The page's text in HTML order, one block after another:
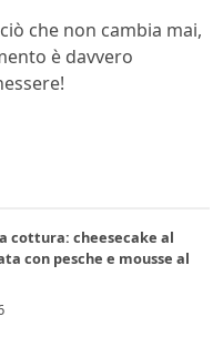
che non cambia mai,
è davvero
cottura: cheesecake al
con pesche e mousse al